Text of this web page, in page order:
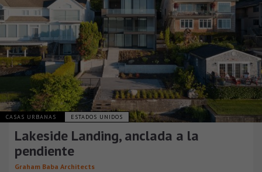
CASAS URBANAS ESTADOS UNIDOS
Lakeside Landing, anclada a la
pendiente
Graham Baba Architects